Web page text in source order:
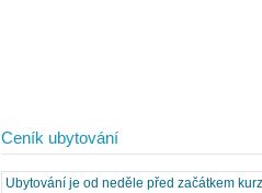
Ceník ubytování
Ubytování je od neděle před začátkem